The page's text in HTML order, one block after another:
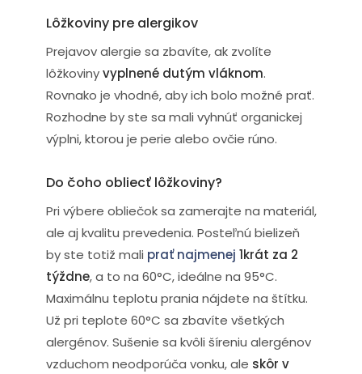
Lôžkoviny pre alergikov
Prejavov alergie sa zbavíte, ak zvolíte
lôžkovinyvyplnené dutým vláknom.
Rovnako je vhodné, aby ich bolo možné prať.
Rozhodne by ste sa mali vyhnúť organickej
výplni, ktorou je perie alebo ovčie rúno.
Do čoho obliecť lôžkoviny?
Pri výbere obliečok sa zamerajte na materiál,
ale aj kvalitu prevedenia. Posteľnú bielizeň
by ste totiž mali prať najmenej 1krát za 2
týždne, a to na 60°C, ideálne na 95°C.
Maximálnu teplotu prania nájdete na štítku.
Už pri teplote 60°C sa zbavíte všetkých
alergénov. Sušenie sa kvôli šíreniu alergénov
vzduchom neodporúča vonku, ale skôr v